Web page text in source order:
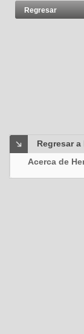
Regresar
Regresar
Acerca de